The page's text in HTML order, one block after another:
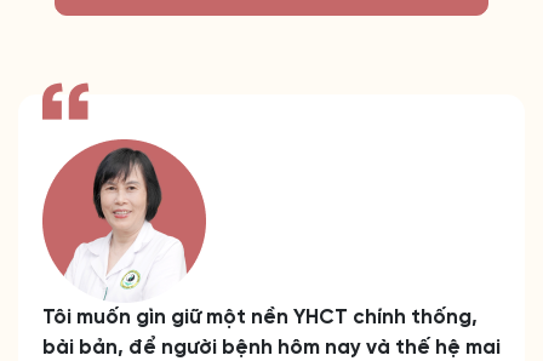
Tôi muốn gìn giữ một nền YHCT chính thống,
bài bản, để người bệnh hôm nay và thế hệ mai